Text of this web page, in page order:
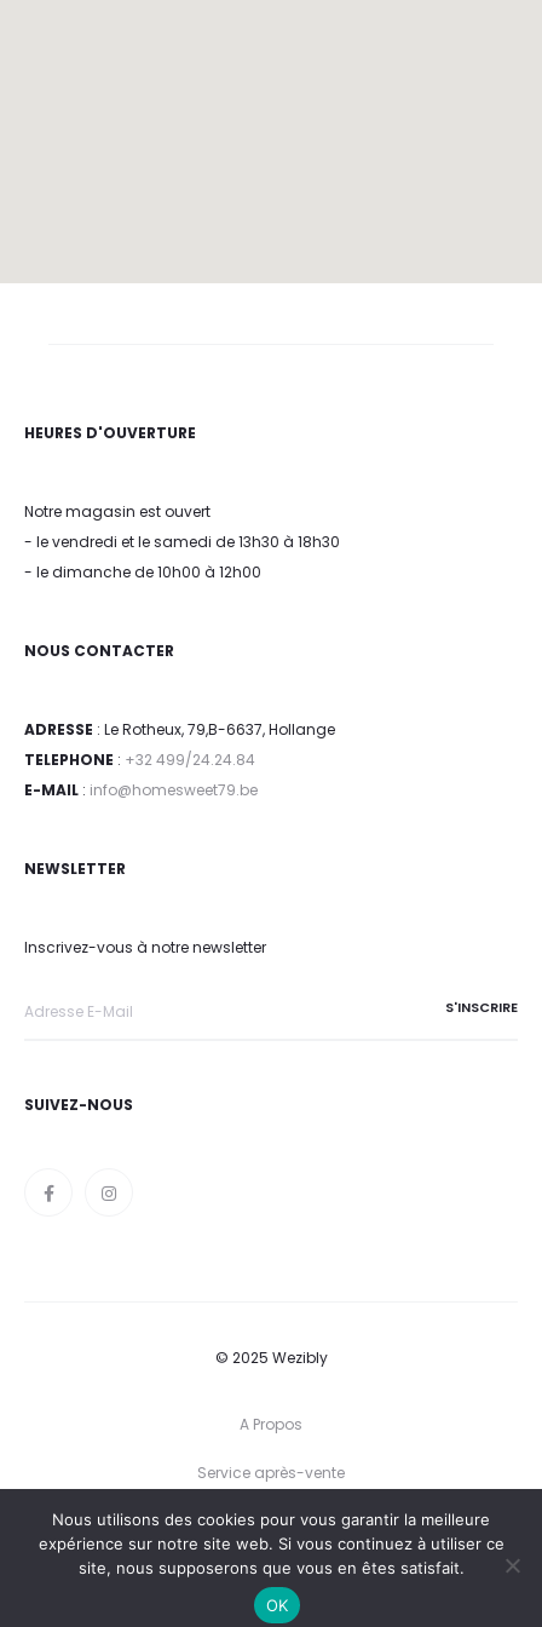
HEURES D'OUVERTURE
Notre magasin est ouvert
- le vendredi et le samedi de 13h30 à 18h30
- le dimanche de 10h00 à 12h00
NOUS CONTACTER
ADRESSE : Le Rotheux, 79,B-6637, Hollange
TELEPHONE : +32 499/24.24.84
E-MAIL : info@homesweet79.be
NEWSLETTER
Inscrivez-vous à notre newsletter
SUIVEZ-NOUS
© 2025 Wezibly
A Propos
Service après-vente
Conditions générales
Politique de confidentialité
Nous utilisons des cookies pour vous garantir la meilleure
expérience sur notre site web. Si vous continuez à utiliser ce
site, nous supposerons que vous en êtes satisfait.
OK